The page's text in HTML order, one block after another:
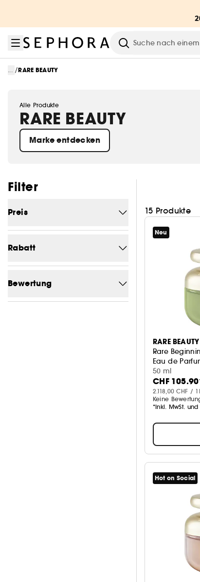
Suche
... /RARE BEAUTY
Alle Produkte
RARE BEAUTY
Marke entdecken
Filter
Preis
Rabatt
Bewertung
15 Produkte
Neu
RARE BEAUTY
Rare
Eau de
50 ml
CHF
2.118,00 CHF /
Keine
*Inkl. MwSt.
Hot on Social